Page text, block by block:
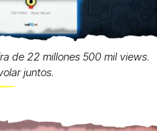
de 22 millones 500 mil views.
juntos.